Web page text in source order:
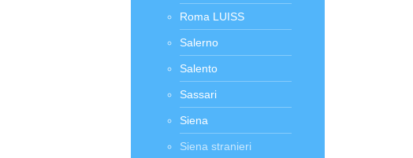
Roma LUISS
Salerno
Salento
Sassari
Siena
Siena stranieri